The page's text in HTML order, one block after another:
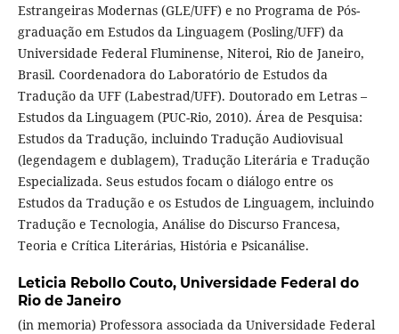
Estrangeiras Modernas (GLE/UFF) e no Programa de Pós-
graduação em Estudos da Linguagem (Posling/UFF) da
Universidade Federal Fluminense, Niteroi, Rio de Janeiro,
Brasil. Coordenadora do Laboratório de Estudos da
Tradução da UFF (Labestrad/UFF). Doutorado em Letras –
Estudos da Linguagem (PUC-Rio, 2010). Área de Pesquisa:
Estudos da Tradução, incluindo Tradução Audiovisual
(legendagem e dublagem), Tradução Literária e Tradução
Especializada. Seus estudos focam o diálogo entre os
Estudos da Tradução e os Estudos de Linguagem, incluindo
Tradução e Tecnologia, Análise do Discurso Francesa,
Teoria e Crítica Literárias, História e Psicanálise.
Leticia Rebollo Couto, Universidade Federal do
Rio de Janeiro
(in memoria) Professora associada da Universidade Federal